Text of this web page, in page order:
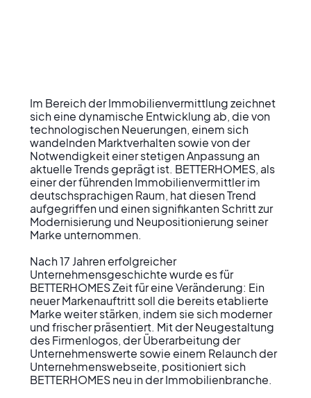
Im Bereich der Immobilienvermittlung zeichnet
sich eine dynamische Entwicklung ab, die von
technologischen Neuerungen, einem sich
wandelnden Marktverhalten sowie von der
Notwendigkeit einer stetigen Anpassung an
aktuelle Trends geprägt ist. BETTERHOMES, als
einer der führenden Immobilienvermittler im
deutschsprachigen Raum, hat diesen Trend
aufgegriffen und einen signifikanten Schritt zur
Modernisierung und Neupositionierung seiner
Marke unternommen.
Nach 17 Jahren erfolgreicher
Unternehmensgeschichte wurde es für
BETTERHOMES Zeit für eine Veränderung: Ein
neuer Markenauftritt soll die bereits etablierte
Marke weiter stärken, indem sie sich moderner
und frischer präsentiert. Mit der Neugestaltung
des Firmenlogos, der Überarbeitung der
Unternehmenswerte sowie einem Relaunch der
Unternehmenswebseite, positioniert sich
BETTERHOMES neu in der Immobilienbranche.